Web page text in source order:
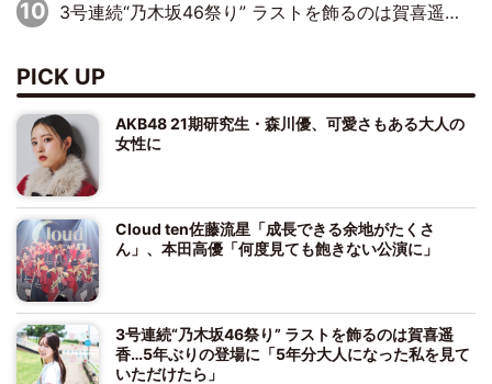
3号連続“乃木坂46祭り” ラストを飾るのは賀喜遥香…5年ぶりの登場に「5年分大人になった私を見ていただけたら」
PICK UP
AKB48 21期研究生・森川優、可愛さもある大人の
女性に
Cloud ten佐藤流星「成長できる余地がたくさ
ん」、本田高優「何度見ても飽きない公演に」
3号連続“乃木坂46祭り” ラストを飾るのは賀喜遥
香…5年ぶりの登場に「5年分大人になった私を見て
いただけたら」